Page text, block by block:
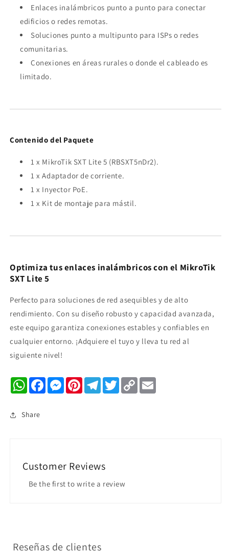
Enlaces inalámbricos punto a punto para conectar
edificios o redes remotas.
Soluciones punto a multipunto para ISPs o redes
comunitarias.
Conexiones en áreas rurales o donde el cableado es
limitado.
Contenido del Paquete
1 x MikroTik SXT Lite 5 (RBSXT5nDr2).
1 x Adaptador de corriente.
1 x Inyector PoE.
1 x Kit de montaje para mástil.
Optimiza tus enlaces inalámbricos con el MikroTik
SXT Lite 5
Perfecto para soluciones de red asequibles y de alto
rendimiento. Con su diseño robusto y capacidad avanzada,
este equipo garantiza conexiones estables y confiables en
cualquier entorno. ¡Adquiere el tuyo y lleva tu red al
siguiente nivel!
WhatsAppFacebookMessenger
PinterestTelegramTwitterCopy
Link
Share
Customer Reviews
Be the first to write a review
Reseñas de clientes